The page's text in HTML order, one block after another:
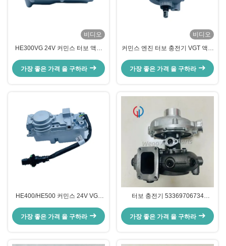
비디오
HE300VG 24V 커민스 터보 액추
1721136 5452655
가장 좋은 가격 을 구하라
비디오
커민스 엔진 터보 충전기 VGT 액추
5502165 5454802 1710831
가장 좋은 가격 을 구하라
HE400/HE500 커민스 24V VGT
3789653 3789649
가장 좋은 가격 을 구하라
터보 충전기 53369706734
51091007490 5336-988-6734 터
가장 좋은 가격 을 구하라